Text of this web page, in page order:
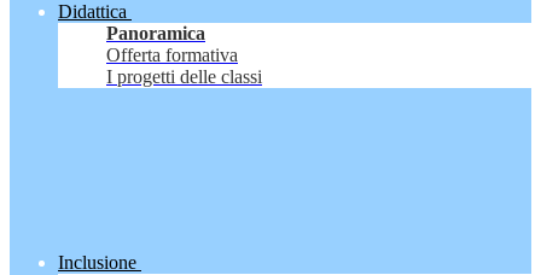
Didattica
Panoramica
Offerta formativa
I progetti delle classi
Inclusione